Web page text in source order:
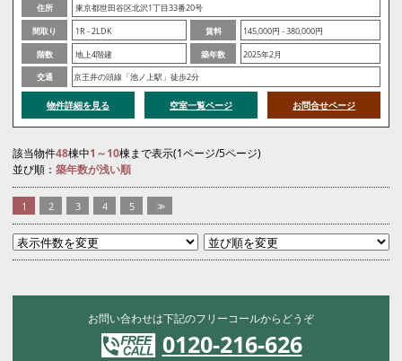
住所
東京都世田谷区北沢1丁目33番20号
間取り
1R - 2LDK 賃料
145,000円 - 380,000円
階数
地上4階建 築年数
2025年2月
交通
京王井の頭線「池ノ上駅」徒歩2分
物件詳細を見る 空室一覧ページ お問合せページ
該当物件48棟中1～10棟まで表示(1ページ/5ページ)
並び順： 築年数が浅い順
1 2 3 4 5 >>
お問い合わせは下記のフリーコールからどうぞ
0120-216-626